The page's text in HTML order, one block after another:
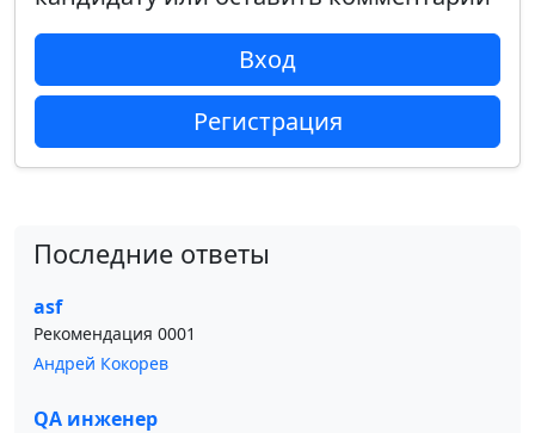
Вход
Регистрация
Последние ответы
asf
Рекомендация 0001
Андрей Кокорев
QA инженер